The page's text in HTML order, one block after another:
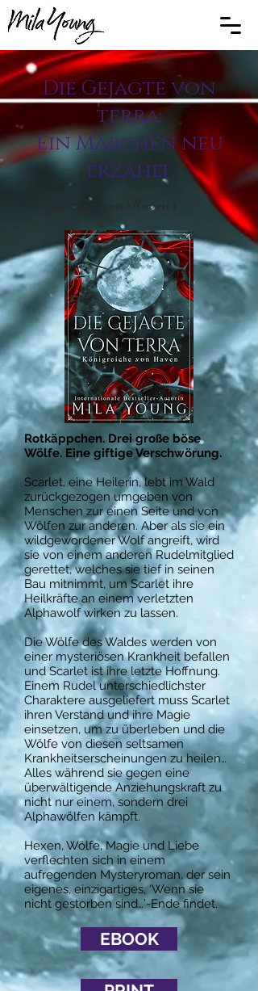
Die Gejagte von
terra:
Ein Märchen neu
erzählt
Königreiche von Haven 1
Rotkäppchen. Drei große böse
Wölfe. Eine giftige Verschwörung.
Scarlet, eine Heilerin, lebt im Wald
zurückgezogen umgeben von
Menschen zur einen Seite und von
Wölfen zur anderen. Aber als sie ein
wildgewordener Wolf angreift, wird
sie von einem anderen Rudelmitglied
gerettet, welches sie tief in seinen
Bau mitnimmt, um Scarlet ihre
Heilkräfte an einem verletzten
Alphawolf wirken zu lassen.
Die Wölfe des Waldes werden von
einer mysteriösen Krankheit befallen
und Scarlet ist ihre letzte Hoffnung.
Einem Rudel unterschiedlichster
Charaktere ausgeliefert muss Scarlet
ihren Verstand und ihre Magie
einsetzen, um zu überleben und die
Wölfe von diesen seltsamen
Krankheitserscheinungen zu heilen…
Alles während sie gegen eine
überwältigende Anziehungskraft zu
nicht nur einem, sondern drei
Alphawölfen kämpft.
Hexen, Wölfe, Magie und Liebe
verflechten sich in einem
aufregenden Mysteryroman, der sein
eigenes, einzigartiges, ‘Wenn sie
nicht gestorben sind…’-Ende findet.
EBOOK